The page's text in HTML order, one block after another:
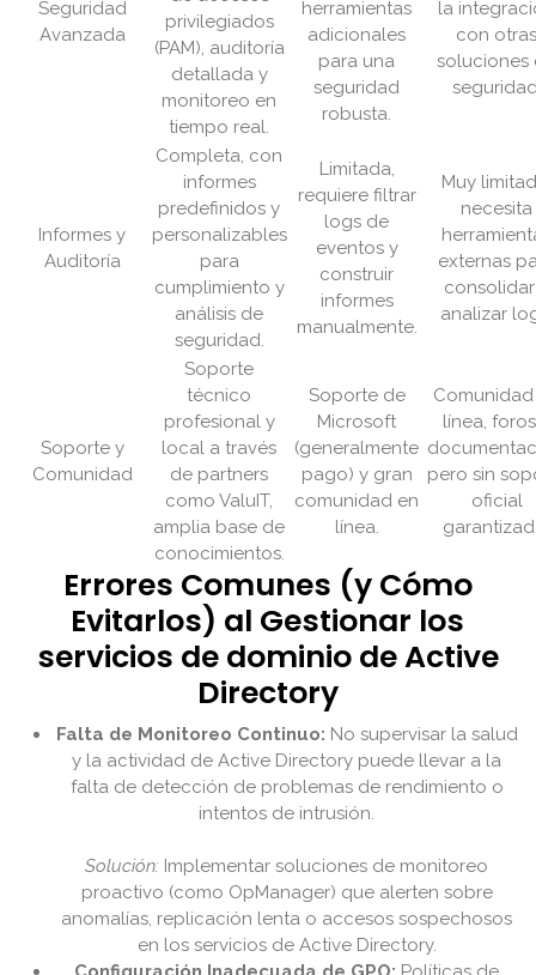
Seguridad
Avanzada
privilegiados
(PAM), auditoría
detallada y
monitoreo en
tiempo real.
herramientas
adicionales
para una
seguridad
robusta.
la
con
soluciones
Informes y
Auditoría
Completa, con
informes
predefinidos y
personalizables
para
cumplimiento y
análisis de
seguridad.
Limitada,
requiere filtrar
logs de
eventos y
construir
informes
manualmente.
Muy
necesita
externas
analizar
Soporte y
Comunidad
Soporte
técnico
profesional y
local a través
de partners
como ValuIT,
amplia base de
conocimientos.
Soporte de
Microsoft
(generalmente
pago) y gran
comunidad en
línea.
línea,
pero sin
oficial
Errores Comunes (y Cómo
Evitarlos) al Gestionar los
servicios de dominio de Active
Directory
Falta de Monitoreo Continuo: No supervisar la salud
y la actividad de Active Directory puede llevar a la
falta de detección de problemas de rendimiento o
intentos de intrusión.
Solución: Implementar soluciones de monitoreo
proactivo (como OpManager) que alerten sobre
anomalías, replicación lenta o accesos sospechosos
en los servicios de Active Directory.